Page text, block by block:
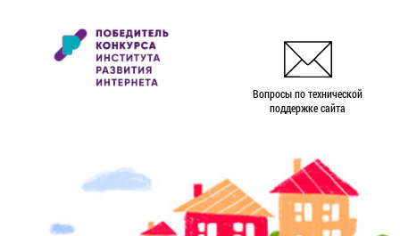
Вопросы по технической
поддержке сайта